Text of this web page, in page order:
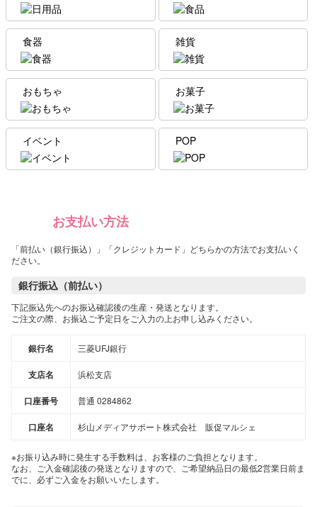
食器 雑貨
おもちゃ お菓子
イベント POP
お支払い方法
「前払い（銀行振込）」「クレジットカード」どちらかの方法でお支払いく
ださい。
銀行振込（前払い）
下記振込先へのお振込確認後の生産・発送となります。
ご注文の際、お振込ご予定日をご入力の上お申し込みください。
銀行名 三菱UFJ銀行
支店名 浜松支店
口座番号 普通 0284862
口座名 杉山メディアサポート株式会社 販促マルシェ
※お振り込み時に発生する手数料は、お客様のご負担となります。
なお、ご入金確認後の発送となりますので、ご希望納品日の最低2営業日前ま
でに、必ずご入金をお願いいたします。